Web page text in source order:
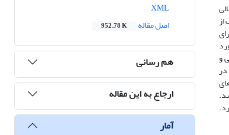
و
در
اصل مقاله
952.78 K
هم رسانی
ارجاع به این مقاله
آمار